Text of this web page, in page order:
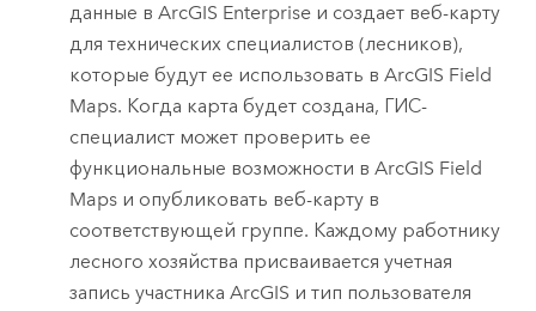
данные вArcGIS Enterprise и создает веб-карту
для технических специалистов (лесников),
которые будут ее использовать вArcGIS Field
Maps. Когда карта будет создана, ГИС-
специалист может проверить ее
функциональные возможности вArcGIS Field
Maps и опубликовать веб-карту в
соответствующей группе. Каждому работнику
лесного хозяйства присваивается учетная
запись участника ArcGIS и тип пользователя